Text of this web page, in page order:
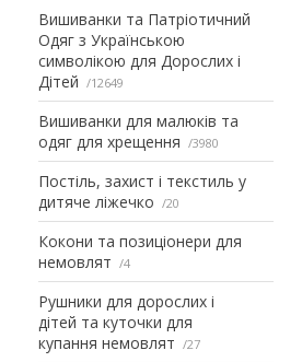
Вишиванки та Патріотичний
Одяг з Українською
символікою для Дорослих і
Дітей
12649
Вишиванки для малюків та
одяг для хрещення
3980
Постіль, захист і текстиль у
дитяче ліжечко
20
Кокони та позиціонери для
немовлят
4
Рушники для дорослих і
дітей та куточки для
купання немовлят
27